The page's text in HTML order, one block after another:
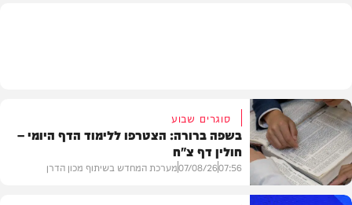
סוגרים שבוע
בשפה ברורה: הצטרפו ללימוד הדף היומי –
חולין דף צ"ח
07:56
07/08/26מערכת המחדש בשיתוף מכון הדרן